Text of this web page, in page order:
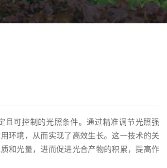
可控制的光照条件。通过精准调节光照强
环境，从而实现了高效生长。这一技术的关
和光量，进而促进光合产物的积累，提高作